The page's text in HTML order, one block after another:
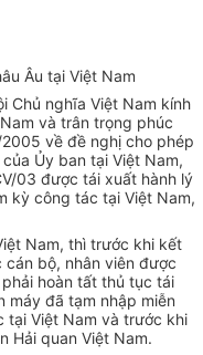
Âu tại Việt Nam
Chủ nghĩa Việt Nam kính
và trân trọng phúc
về đề nghị cho phép
Ủy ban tại Việt Nam,
03 được tái xuất hành lý
kỳ công tác tại Việt Nam,
Nam, thì trước khi kết
bộ, nhân viên được
hoàn tất thủ tục tái
máy đã tạm nhập miễn
tại Việt Nam và trước khi
Hải quan Việt Nam.